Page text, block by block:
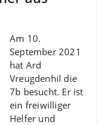
Am 10.
September 2021
hat Ard
Vreugdenhil die
7b besucht. Er ist
ein freiwilliger
Helfer und